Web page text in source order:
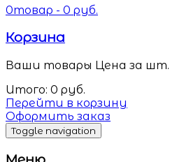
0товар - 0 руб.
Корзина
Ваши товары Цена за шт.
Итого: 0 руб.
Перейти в корзину
Оформить заказ
Toggle navigation